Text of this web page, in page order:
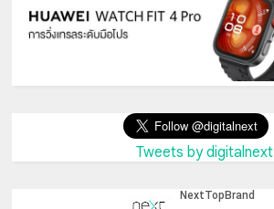
Tweets by digitalnext